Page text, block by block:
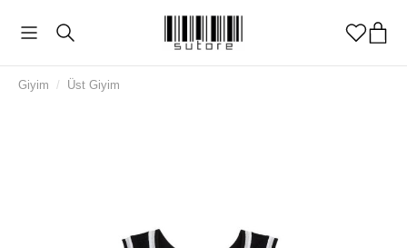
Giyim / Üst Giyim